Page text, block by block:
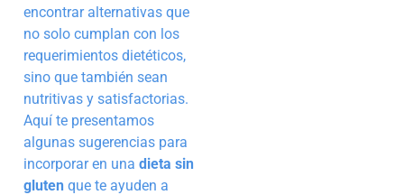
encontrar alternativas que
no solo cumplan con los
requerimientos dietéticos,
sino que también sean
nutritivas y satisfactorias.
Aquí te presentamos
algunas sugerencias para
incorporar en una dieta sin
gluten que te ayuden a